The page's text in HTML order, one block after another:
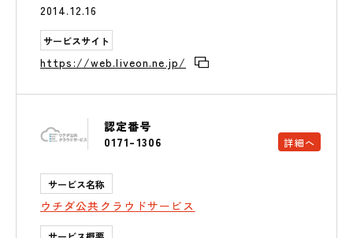
2014.12.16
サービスサイト
https://web.liveon.ne.jp/
認定番号
0171-1306
サービス名称
ウチダ公共クラウドサービス
詳細へ